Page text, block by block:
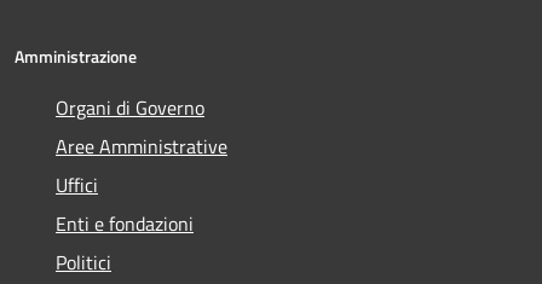
Amministrazione
Organi di Governo
Aree Amministrative
Uffici
Enti e fondazioni
Politici